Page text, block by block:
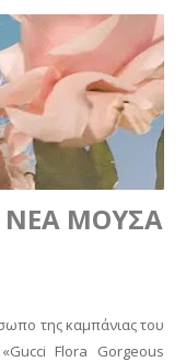
ΝΕΑ ΜΟΥΣΑ
της καμπάνιας του
Flora Gorgeous